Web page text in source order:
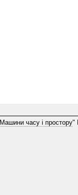
Машини часу і простору"